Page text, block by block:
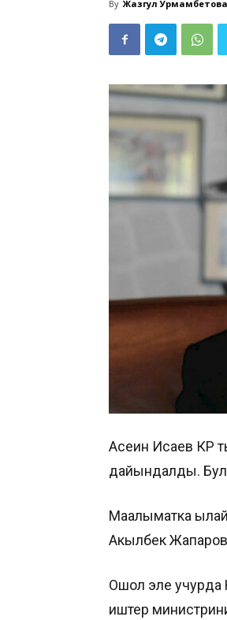
By Жазгул Урмамбетова
Асеин Исаев КР
дайындалды. Бул
Маалыматка
Акылбек
Ошол эле учурда
иштер